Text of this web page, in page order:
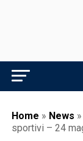
Home » News »
sportivi – 24